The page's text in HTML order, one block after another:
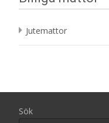
Jutemattor
Sök